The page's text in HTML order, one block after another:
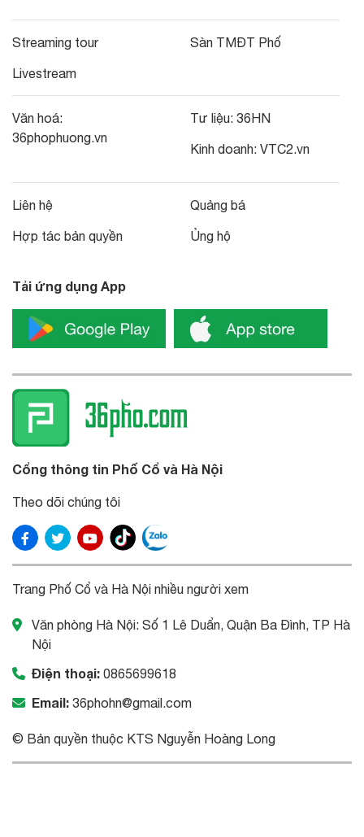
Streaming tour
Livestream
Sàn TMĐT Phố
Văn hoá:
36phophuong.vn
Tư liệu: 36HN
Kinh doanh: VTC2.vn
Liên hệ
Hợp tác bản quyền
Quảng bá
Ủng hộ
Tải ứng dụng App
Cổng thông tin Phố Cổ và Hà Nội
Theo dõi chúng tôi
Trang Phố Cổ và Hà Nội nhiều người xem
Văn phòng Hà Nội: Số 1 Lê Duẩn, Quận Ba Đình, TP Hà
Nội
Điện thoại: 0865699618
Email: 36phohn@gmail.com
© Bản quyền thuộc KTS Nguyễn Hoàng Long